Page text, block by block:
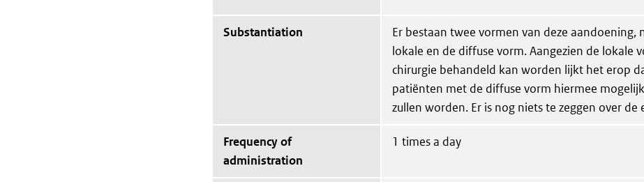
Substantiation
Er bestaan twee vormen van deze aandoening,
lokale en de diffuse vorm. Aangezien de lokale
chirurgie behandeld kan worden lijkt het erop
patiënten met de diffuse vorm hiermee
zullen worden. Er is nog niets te zeggen over
Frequency of
administration
1 times a day